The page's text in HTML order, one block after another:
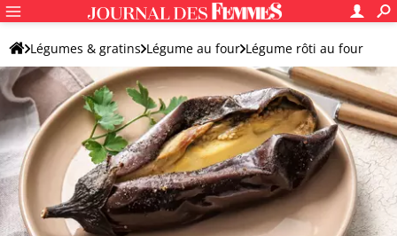
Légumes & gratins Légume au four Légume rôti au four
Autre légume rôti au four